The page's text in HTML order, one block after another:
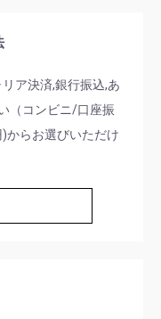
ア決済,銀行振込,あ
（コンビニ/口座振
からお選びいただけ